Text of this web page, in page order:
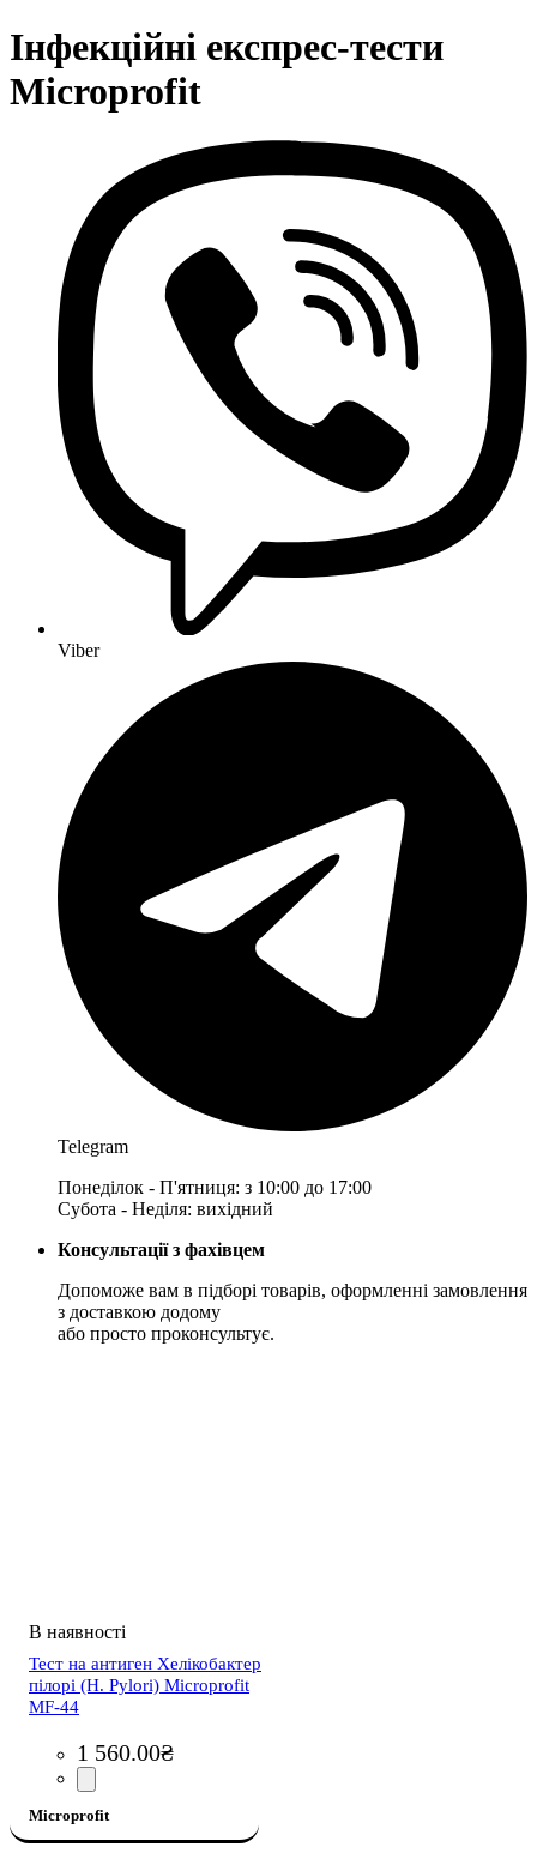
Інфекційні експрес-тести
Microprofit
Viber
Telegram
Понеділок - П'ятниця: з 10:00 до 17:00
Субота - Неділя: вихідний
Консультації з фахівцем
Допоможе вам в підборі товарів, оформленні замовлення
з доставкою додому
або просто проконсультує.
Тест на антиген Хелікобактер
пілорі (H. Pylori) Microprofit
MF-44
1 560.00₴
Microprofit